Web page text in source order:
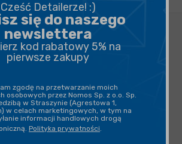
Cześć Detailerze! :)
się do naszego
newslettera
kod rabatowy 5% na
pierwsze zakupy
zgodę na przetwarzanie moich
osobowych przez Nomos Sp. z o.o. Sp.
w Straszynie (Agrestowa 1,
w celach marketingowych, w tym na
informacji handlowych drogą
Polityka prywatności.